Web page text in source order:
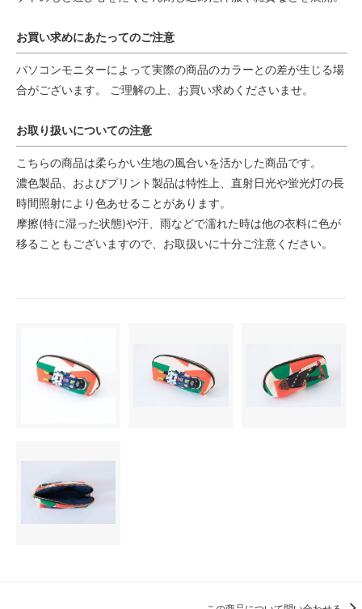
お買い求めにあたってのご注意
パソコンモニターによって実際の商品のカラーとの差が生じる場
合がございます。 ご理解の上、お買い求めくださいませ。
お取り扱いについての注意
こちらの商品は柔らかい生地の風合いを活かした商品です。
濃色製品、およびプリント製品は特性上、直射日光や蛍光灯の長
時間照射により色あせることがあります。
摩擦(特に湿った状態)や汗、雨などで濡れた時は他の衣料に色が
移ることもございますので、お取扱いに十分ご注意ください。